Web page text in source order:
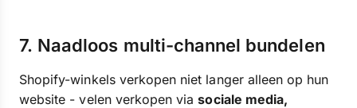
7. Naadloos multi-channel bundelen
Shopify-winkels verkopen niet langer alleen op hun
website - velen verkopen viasociale media,